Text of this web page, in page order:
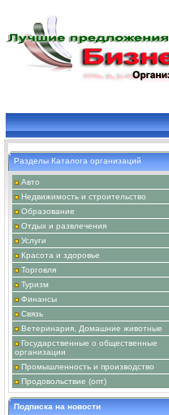
Разделы Каталога организаций
Авто
Недвижимость и строительство
Образование
Отдых и развлечения
Услуги
Красота и здоровье
Торговля
Туризм
Финансы
Связь
Ветеринария, Домашние животные
Государственные о общественные
организации
Промышленность и производство
Продовольствие (опт)
Подписка на новости